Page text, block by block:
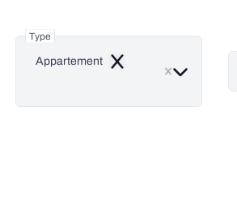
Type
Appartement Remove